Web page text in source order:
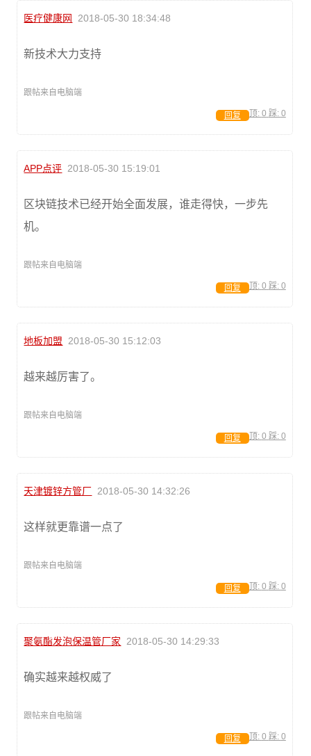
医疗健康网 2018-05-30 18:34:48
新技术大力支持
跟帖来自电脑端
顶: 0 踩: 0
回复
APP点评 2018-05-30 15:19:01
区块链技术已经开始全面发展，谁走得快，一步先
机。
跟帖来自电脑端
顶: 0 踩: 0
回复
地板加盟 2018-05-30 15:12:03
越来越厉害了。
跟帖来自电脑端
顶: 0 踩: 0
回复
天津镀锌方管厂 2018-05-30 14:32:26
这样就更靠谱一点了
跟帖来自电脑端
顶: 0 踩: 0
回复
聚氨酯发泡保温管厂家 2018-05-30 14:29:33
确实越来越权威了
跟帖来自电脑端
顶: 0 踩: 0
回复